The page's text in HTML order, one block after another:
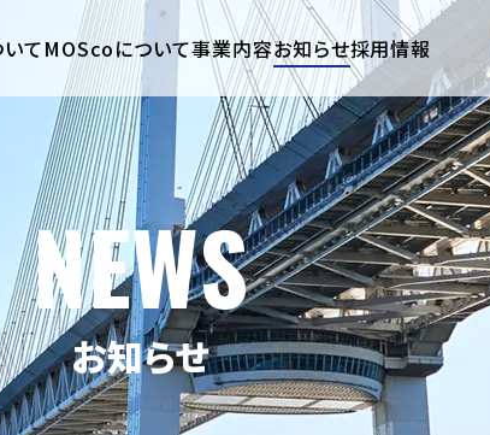
てMOScoについて事業内容お知らせ採用情報
NEWS
お知らせ